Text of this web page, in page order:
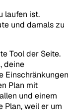
laufen ist.
und damals zu
Tool der Seite.
deine
Einschränkungen
Plan mit
und einem
Plan, weil er um